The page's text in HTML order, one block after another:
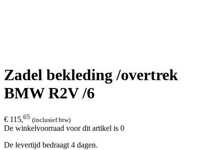
Zadel bekleding /overtrek
BMW R2V /6
€ 115,65 (inclusief btw)
De winkelvoorraad voor dit artikel is 0
De levertijd bedraagt 4 dagen.